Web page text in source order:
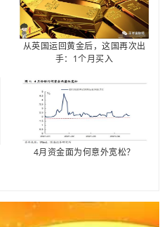
从英国运回黄金后，这国再次出
手：1个月买入
4月资金面为何意外宽松？